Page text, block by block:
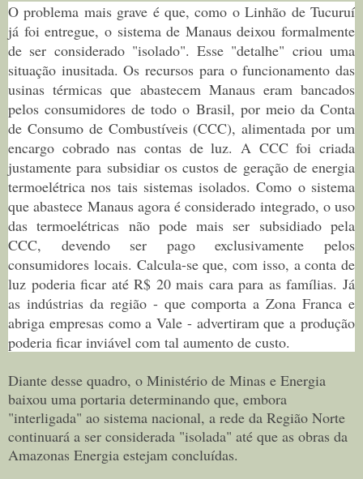
O problema mais grave é que, como o Linhão de Tucuruí
já foi entregue, o sistema de Manaus deixou formalmente
de ser considerado "isolado". Esse "detalhe" criou uma
situação inusitada. Os recursos para o funcionamento das
usinas térmicas que abastecem Manaus eram bancados
pelos consumidores de todo o Brasil, por meio da Conta
de Consumo de Combustíveis (CCC), alimentada por um
encargo cobrado nas contas de luz. A CCC foi criada
justamente para subsidiar os custos de geração de energia
termoelétrica nos tais sistemas isolados. Como o sistema
que abastece Manaus agora é considerado integrado, o uso
das termoelétricas não pode mais ser subsidiado pela
CCC, devendo ser pago exclusivamente pelos
consumidores locais. Calcula-se que, com isso, a conta de
luz poderia ficar até R$ 20 mais cara para as famílias. Já
as indústrias da região - que comporta a Zona Franca e
abriga empresas como a Vale - advertiram que a produção
poderia ficar inviável com tal aumento de custo.
Diante desse quadro, o Ministério de Minas e Energia
baixou uma portaria determinando que, embora
"interligada" ao sistema nacional, a rede da Região Norte
continuará a ser considerada "isolada" até que as obras da
Amazonas Energia estejam concluídas.